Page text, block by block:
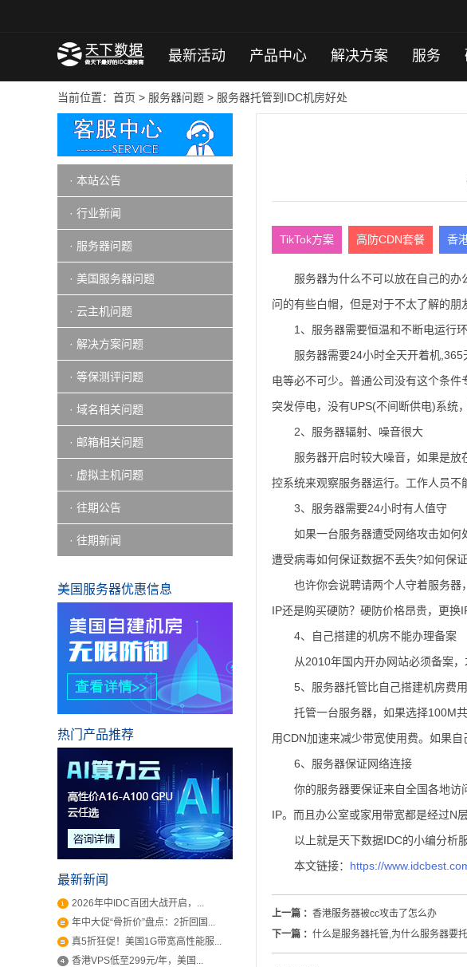
最新活动 产品中心 解决方案 服务
当前位置： 首页 > 服务器问题 > 服务器托管到IDC机房好处
· 本站公告
· 行业新闻
· 服务器问题
· 美国服务器问题
· 云主机问题
· 解决方案问题
· 等保测评问题
· 域名相关问题
· 邮箱相关问题
· 虚拟主机问题
· 往期公告
· 往期新闻
美国服务器优惠信息
热门产品推荐
最新新闻
2026年中IDC百团大战开启，...
年中大促“骨折价”盘点：2折回国...
真5折狂促！美国1G带宽高性能服...
香港VPS低至299元/年，美国...
TikTok方案 高防CDN套餐 香
服务器为什么不可以放在自己的
问的有些白帽，但是对于不太了解的
1、服务器需要恒温和不断电运行
服务器需要24小时全天开着机
电等必不可少。普通公司没有这个条
突发停电，没有UPS(不间断供电)系统
2、服务器辐射、噪音很大
服务器开启时较大噪音，如果是
控系统来观察服务器运行。工作人员不
3、服务器需要24小时有人值守
如果一台服务器遭受网络攻击如
遭受病毒如何保证数据不丢失?如何保
也许你会说聘请两个人守着服务
IP还是购买硬防？硬防价格昂贵，更换
4、自己搭建的机房不能办理备案
从2010年国内开办网站必须备案
5、服务器托管比自己搭建机房费
托管一台服务器，如果选择100M
用CDN加速来减少带宽使用费。如果
6、服务器保证网络连接
你的服务器要保证来自全国各地
IP。而且办公室或家用带宽都是经过N
以上就是天下数据IDC的小编分析
本文链接： https://
上一篇 ： 香港服务器被cc攻击了怎么办
下一篇 ： 什么是服务器托管,为什么服务器要